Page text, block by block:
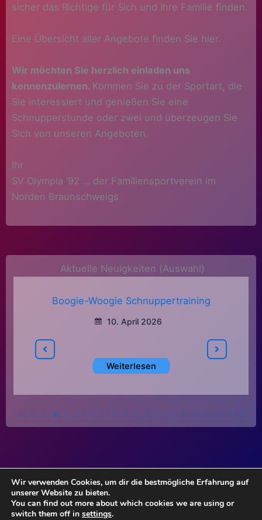
sicher das Richtige für Sich und Ihre Familie finden.
Eine Übersicht aller Angebote finden Sie hier.
Wir möchten Sie herzlich einladen uns
kennenzulernen. Kommen Sie zu der Sportart, die
Sie interessiert und genießen Sie eine
Schnupperstunde oder zwei und überzeugen Sie
Sich von unseren Angeboten.
Ihr
SV Olympia ‘92 … der Familiensportverein im
Norden Braunschweigs
Aktuelle Neuigkeiten (Auswahl)
Boogie-Woogie Schnuppertraining
10. April 2026
Weiterlesen
Impressum
Haftungsauschluss
Wir verwenden Cookies, um dir die bestmögliche Erfahrung auf
unserer Website zu bieten.
You can find out more about which cookies we are using or
switch them off in settings.